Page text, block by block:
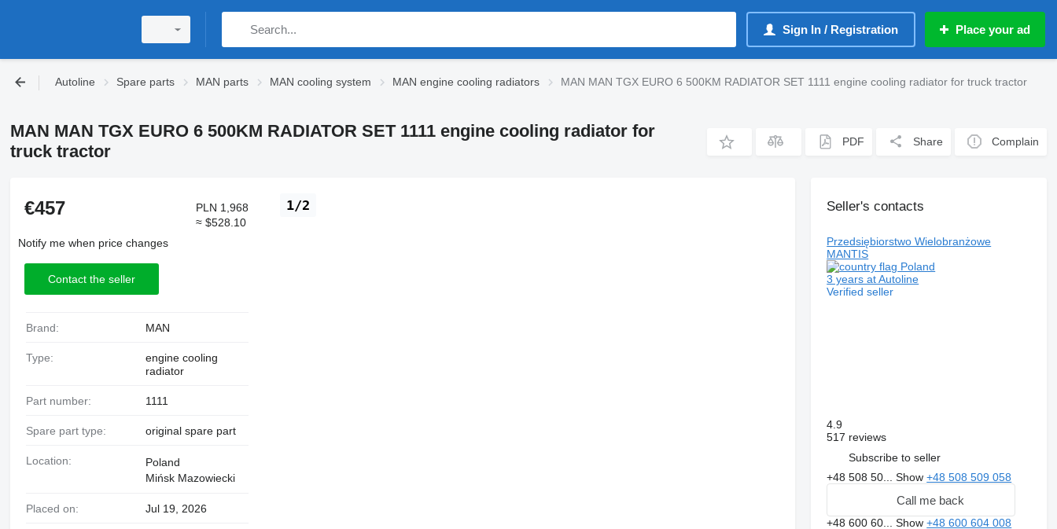
Sign In / Registration Place your ad
Autoline Spare parts MAN parts MAN cooling system MAN engine cooling radiators MAN MAN TGX EURO 6 500KM RADIATOR SET 1111 engine cooling radiator for truck tractor
MAN MAN TGX EURO 6 500KM RADIATOR SET 1111 engine cooling radiator for
truck tractor
PDF Share Complain
1/2
€457
PLN 1,968
≈ $528.10
Notify me when price changes
Contact the seller
Brand: MAN
Type:
engine cooling
radiator
Part number: 1111
Spare part type: original spare part
Location:
Poland
Mińsk Mazowiecki
Placed on: Jul 19, 2026
Seller's contacts
Przedsiębiorstwo Wielobranżowe
MANTIS
Poland
3 years at Autoline
Verified seller
4.9
517 reviews
Subscribe to seller
+48 508 50...Show+48 508 509 058
Call me back
+48 600 60...Show+48 600 604 008